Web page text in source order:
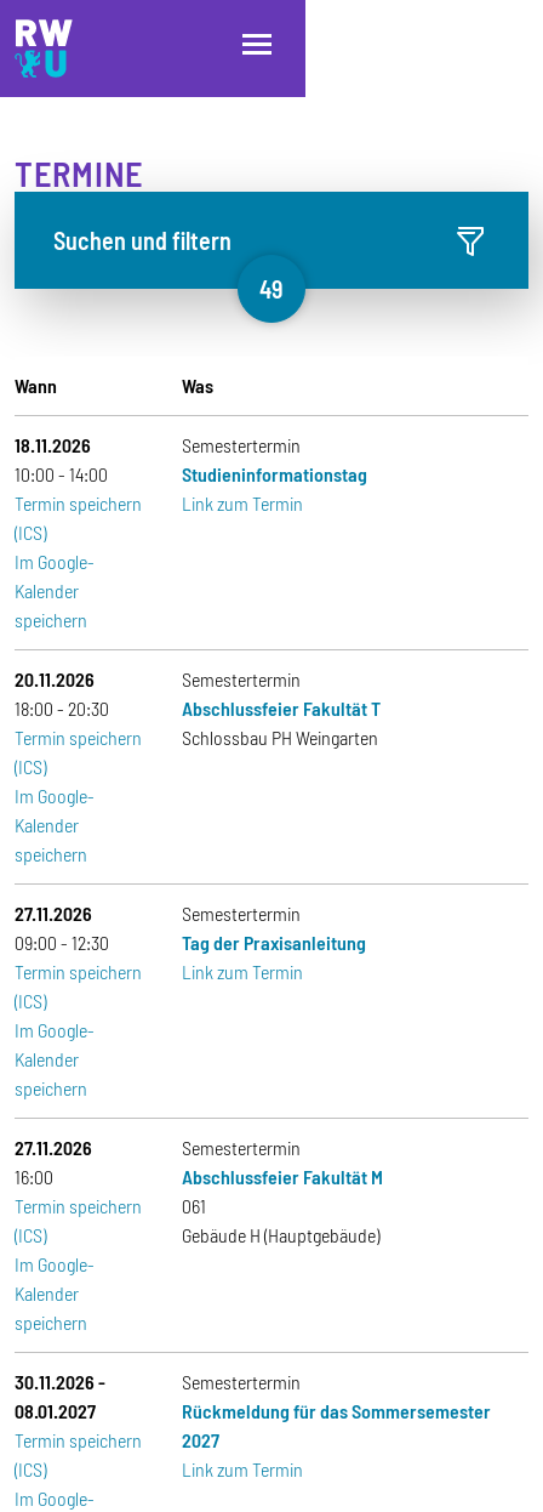
Direkt zum Inhalt
Direkt zur Hauptnavigation
Direkt zum Fußbereich
TERMINE
Suchen und filtern
49
Wann Was
18.11.2026
10:00
14:00
Termin speichern
(ICS)
Im Google-
Kalender
speichern
Semestertermin
Studieninformationstag
Link zum Termin
20.11.2026
18:00
20:30
Termin speichern
(ICS)
Im Google-
Kalender
speichern
Semestertermin
Abschlussfeier Fakultät T
Schlossbau PH Weingarten
27.11.2026
09:00
12:30
Termin speichern
(ICS)
Im Google-
Kalender
speichern
Semestertermin
Tag der Praxisanleitung
Link zum Termin
27.11.2026
16:00
Termin speichern
(ICS)
Im Google-
Kalender
speichern
Semestertermin
Abschlussfeier Fakultät M
061
Gebäude H (Hauptgebäude)
30.11.2026-
08.01.2027
Termin speichern
(ICS)
Im Google-
Semestertermin
Rückmeldung für das Sommersemester
2027
Link zum Termin